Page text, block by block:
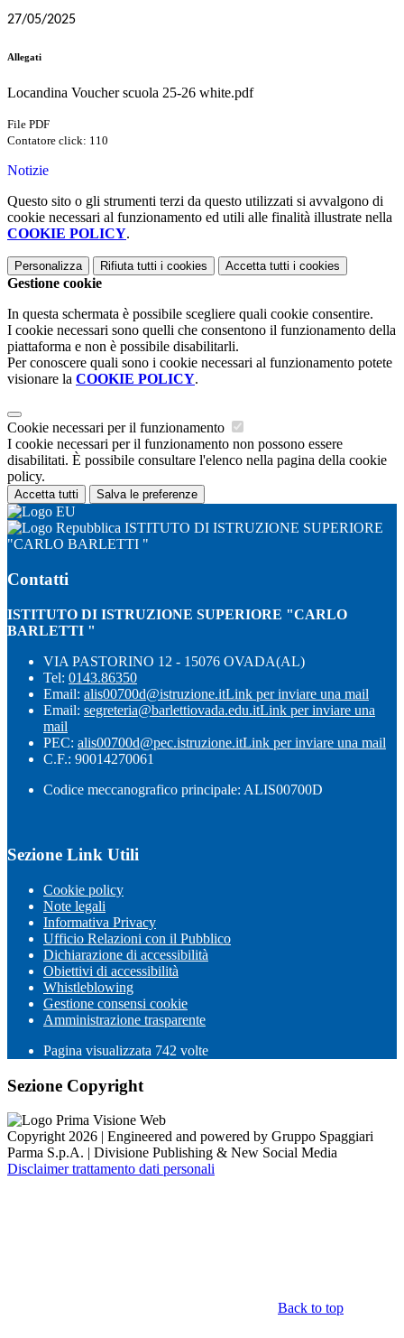
27/05/2025
Allegati
Locandina Voucher scuola 25-26 white.pdf
File PDF
Contatore click: 110
Notizie
Questo sito o gli strumenti terzi da questo utilizzati si avvalgono di
cookie necessari al funzionamento ed utili alle finalità illustrate nella
COOKIE POLICY.
Personalizza Rifiuta tutti i cookies Accetta tutti i cookies
Gestione cookie
In questa schermata è possibile scegliere quali cookie consentire.
I cookie necessari sono quelli che consentono il funzionamento della
piattaforma e non è possibile disabilitarli.
Per conoscere quali sono i cookie necessari al funzionamento potete
visionare la COOKIE POLICY.
Cookie necessari per il funzionamento
I cookie necessari per il funzionamento non possono essere
disabilitati. È possibile consultare l'elenco nella pagina della cookie
policy.
Accetta tutti Salva le preferenze
ISTITUTO DI ISTRUZIONE SUPERIORE
"CARLO BARLETTI "
Contatti
ISTITUTO DI ISTRUZIONE SUPERIORE "CARLO
BARLETTI "
VIA PASTORINO 12 - 15076 OVADA(AL)
Tel: 0143.86350
Email: alis00700d@istruzione.itLink per inviare una mail
Email: segreteria@barlettiovada.edu.itLink per inviare una
mail
PEC: alis00700d@pec.istruzione.itLink per inviare una mail
C.F.: 90014270061
Codice meccanografico principale: ALIS00700D
Sezione Link Utili
Cookie policy
Note legali
Informativa Privacy
Ufficio Relazioni con il Pubblico
Dichiarazione di accessibilità
Obiettivi di accessibilità
Whistleblowing
Gestione consensi cookie
Amministrazione trasparente
Pagina visualizzata 742 volte
Sezione Copyright
Copyright 2026 | Engineered and powered by Gruppo Spaggiari
Parma S.p.A. | Divisione Publishing & New Social Media
Disclaimer trattamento dati personali
Back to top